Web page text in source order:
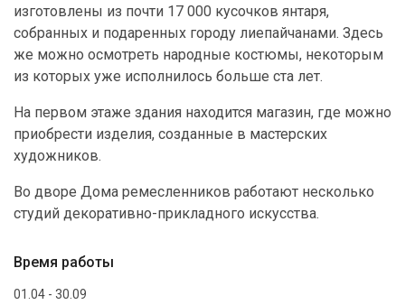
Время работы
01.04 - 30.09
изготовлены из почти 17 000 кусочков янтаря,
собранных и подаренных городу лиепайчанами. Здесь
же можно осмотреть народные костюмы, некоторым
из которых уже исполнилось больше ста лет.
На первом этаже здания находится магазин, где можно
приобрести изделия, созданные в мастерских
художников.
Во дворе Дома ремесленников работают несколько
студий декоративно-прикладного искусства.